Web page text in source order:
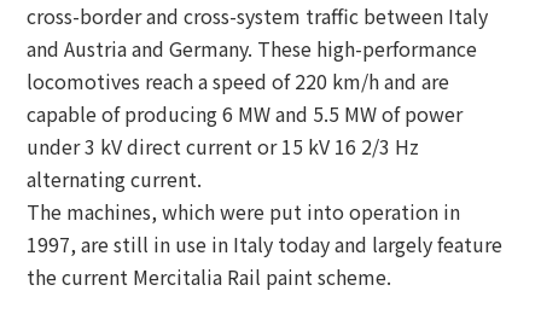
cross-border and cross-system traffic between Italy
and Austria and Germany. These high-performance
locomotives reach a speed of 220 km/h and are
capable of producing 6 MW and 5.5 MW of power
under 3 kV direct current or 15 kV 16 2/3 Hz
alternating current.
The machines, which were put into operation in
1997, are still in use in Italy today and largely feature
the current Mercitalia Rail paint scheme.